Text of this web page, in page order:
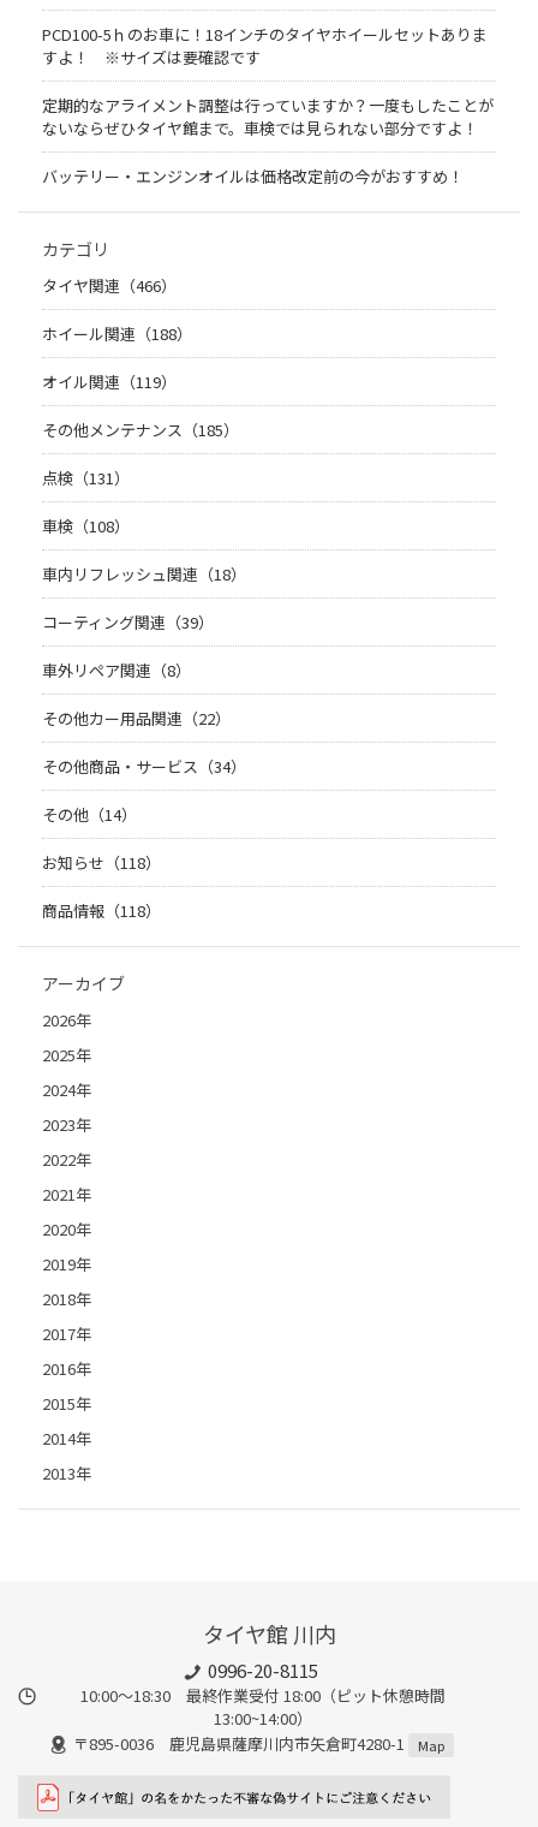
PCD100-5ｈのお車に！18インチのタイヤホイールセットありま
すよ！ ※サイズは要確認です
定期的なアライメント調整は行っていますか？一度もしたことが
ないならぜひタイヤ館まで。車検では見られない部分ですよ！
バッテリー・エンジンオイルは価格改定前の今がおすすめ！
カテゴリ
タイヤ関連（466）
ホイール関連（188）
オイル関連（119）
その他メンテナンス（185）
点検（131）
車検（108）
車内リフレッシュ関連（18）
コーティング関連（39）
車外リペア関連（8）
その他カー用品関連（22）
その他商品・サービス（34）
その他（14）
お知らせ（118）
商品情報（118）
アーカイブ
2026年
2025年
2024年
2023年
2022年
2021年
2020年
2019年
2018年
2017年
2016年
2015年
2014年
2013年
タイヤ館 川内
0996-20-8115
10:00～18:30 最終作業受付 18:00（ピット休憩時間
13:00~14:00）
〒895-0036 鹿児島県薩摩川内市矢倉町4280-1
Map